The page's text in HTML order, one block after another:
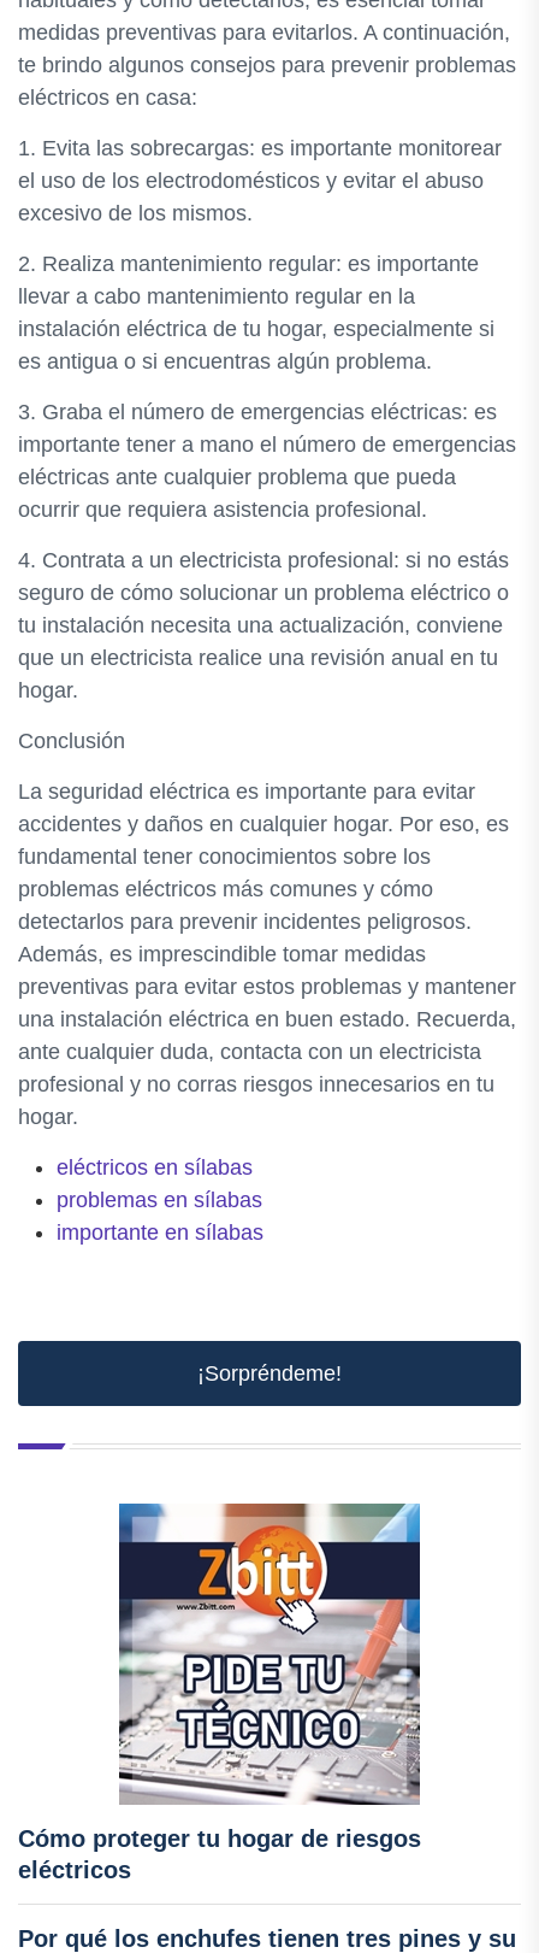
medidas preventivas para evitarlos. A continuación,
te brindo algunos consejos para prevenir problemas
eléctricos en casa:
1. Evita las sobrecargas: es importante monitorear
el uso de los electrodomésticos y evitar el abuso
excesivo de los mismos.
2. Realiza mantenimiento regular: es importante
llevar a cabo mantenimiento regular en la
instalación eléctrica de tu hogar, especialmente si
es antigua o si encuentras algún problema.
3. Graba el número de emergencias eléctricas: es
importante tener a mano el número de emergencias
eléctricas ante cualquier problema que pueda
ocurrir que requiera asistencia profesional.
4. Contrata a un electricista profesional: si no estás
seguro de cómo solucionar un problema eléctrico o
tu instalación necesita una actualización, conviene
que un electricista realice una revisión anual en tu
hogar.
Conclusión
La seguridad eléctrica es importante para evitar
accidentes y daños en cualquier hogar. Por eso, es
fundamental tener conocimientos sobre los
problemas eléctricos más comunes y cómo
detectarlos para prevenir incidentes peligrosos.
Además, es imprescindible tomar medidas
preventivas para evitar estos problemas y mantener
una instalación eléctrica en buen estado. Recuerda,
ante cualquier duda, contacta con un electricista
profesional y no corras riesgos innecesarios en tu
hogar.
eléctricos en sílabas
problemas en sílabas
importante en sílabas
¡Sorpréndeme!
Cómo proteger tu hogar de riesgos
eléctricos
Por qué los enchufes tienen tres pines y su